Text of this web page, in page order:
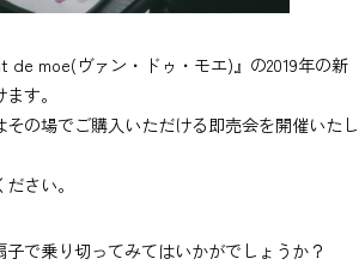
de moe(ヴァン・ドゥ・モエ)』の2019年の新
す。
の場でご購入いただける即売会を開催いたし
さい。
で乗り切ってみてはいかがでしょうか？